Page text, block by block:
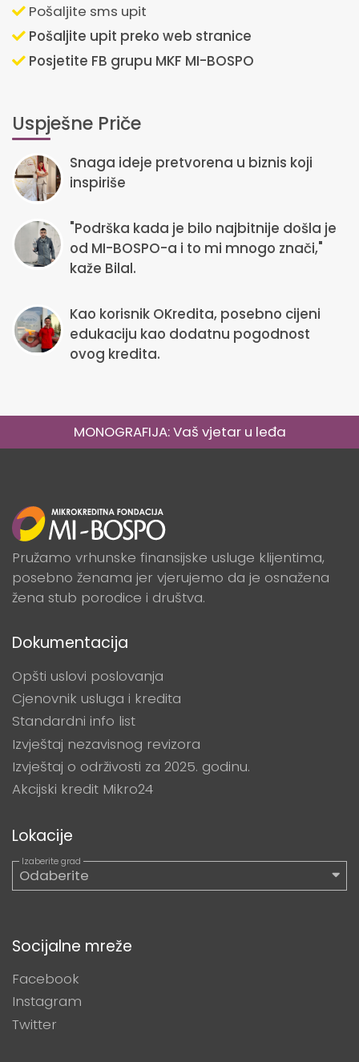
Pošaljite sms upit
Pošaljite upit preko web stranice
Posjetite FB grupu MKF MI-BOSPO
Uspješne Priče
Snaga ideje pretvorena u biznis koji
inspiriše
"Podrška kada je bilo najbitnije došla je
od MI-BOSPO-a i to mi mnogo znači,"
kaže Bilal.
Kao korisnik OKredita, posebno cijeni
edukaciju kao dodatnu pogodnost
ovog kredita.
MONOGRAFIJA: Vaš vjetar u leđa
Pružamo vrhunske finansijske usluge klijentima,
posebno ženama jer vjerujemo da je osnažena
žena stub porodice i društva.
Dokumentacija
Opšti uslovi poslovanja
Cjenovnik usluga i kredita
Standardni info list
Izvještaj nezavisnog revizora
Izvještaj o održivosti za 2025. godinu.
Akcijski kredit Mikro24
Lokacije
Socijalne mreže
Facebook
Instagram
Twitter